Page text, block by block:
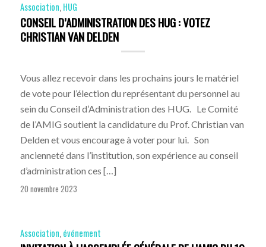
Association, HUG
CONSEIL D’ADMINISTRATION DES HUG : VOTEZ
CHRISTIAN VAN DELDEN
Vous allez recevoir dans les prochains jours le matériel
de vote pour l’élection du représentant du personnel au
sein du Conseil d’Administration des HUG. Le Comité
de l’AMIG soutient la candidature du Prof. Christian van
Delden et vous encourage à voter pour lui. Son
ancienneté dans l’institution, son expérience au conseil
d’administration ces […]
20 novembre 2023
Association,événement